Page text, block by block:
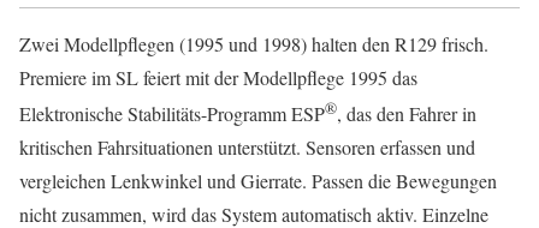
Zwei Modellpflegen (1995 und 1998) halten den R129 frisch.
Premiere im SL feiert mit der Modellpflege 1995 das
Elektronische Stabilitäts-Programm ESP®, das den Fahrer in
kritischen Fahrsituationen unterstützt. Sensoren erfassen und
vergleichen Lenkwinkel und Gierrate. Passen die Bewegungen
nicht zusammen, wird das System automatisch aktiv. Einzelne